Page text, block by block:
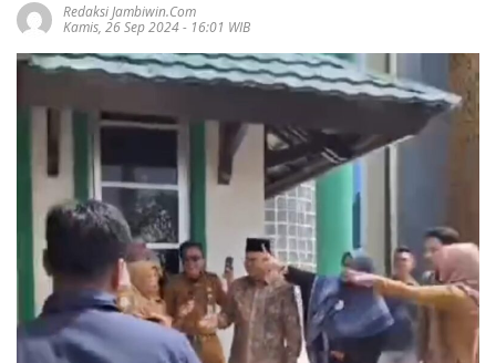
Redaksi Jambiwin.com
Kamis, 26 Sep 2024 - 16:01 WIB